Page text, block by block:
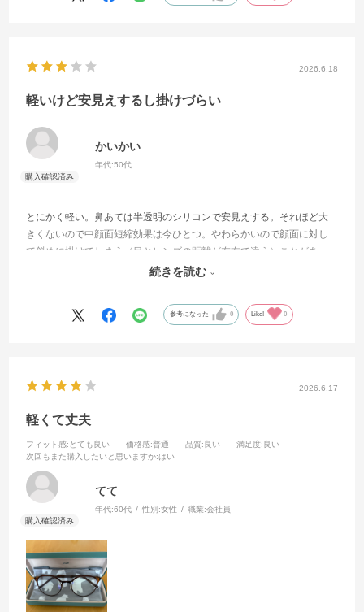
2026.6.18
軽いけど安見えするし掛けづらい
かいかい
年代:50代
とにかく軽い。鼻あては半透明のシリコンで安見えする。それほど大
きくないので中顔面短縮効果は今ひとつ。やわらかいので顔面に対し
て斜めに掛けてしまう（目とレンズの距離が左右で違う）ことがあ
り、目が疲れやすい。寝転んでスマホを見ようとすると必ずそうなる
続きを読む
参考になった 0 Like! 0
2026.6.17
軽くて丈夫
フィット感:とても良い 価格感:普通 品質:良い 満足度:良い
次回もまた購入したいと思いますか:はい
てて
年代:60代 性別:女性 職業:会社員